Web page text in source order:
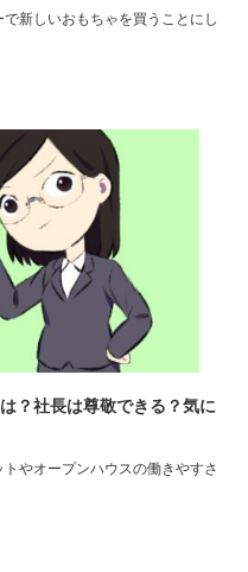
新しいおもちゃを買うことにし
？社長は尊敬できる？気に
やオープンハウスの働きやすさ